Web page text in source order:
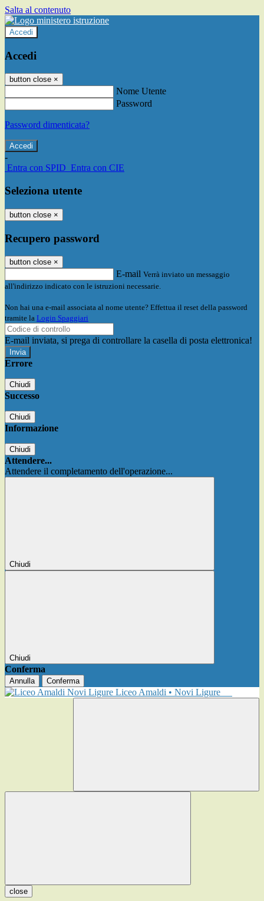
Salta al contenuto
Accedi
Accedi
button close ×
Nome Utente
Password
Password dimenticata?
-
Entra con SPID Entra con CIE
Seleziona utente
button close ×
Recupero password
button close ×
E-mail Verrà inviato un messaggio
all'indirizzo indicato con le istruzioni necessarie.
Non hai una e-mail associata al nome utente? Effettua il reset della password
tramite la Login Spaggiari
E-mail inviata, si prega di controllare la casella di posta elettronica!
Errore
Chiudi
Successo
Chiudi
Informazione
Chiudi
Attendere...
Attendere il completamento dell'operazione...
Chiudi
Chiudi
Conferma
Annulla Conferma
Liceo Amaldi • Novi Ligure
close